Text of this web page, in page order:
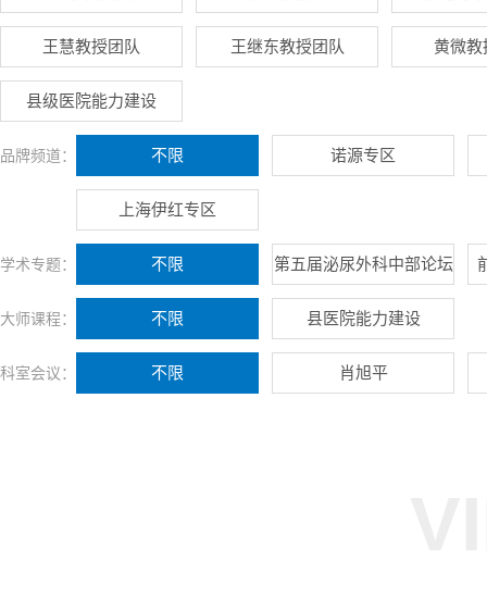
王慧教授团队 王继东教授团队 黄微教
县级医院能力建设
品牌频道： 不限 诺源专区
上海伊红专区
学术专题： 不限 第五届泌尿外科中部论坛
大师课程： 不限 县医院能力建设
科室会议： 不限 肖旭平